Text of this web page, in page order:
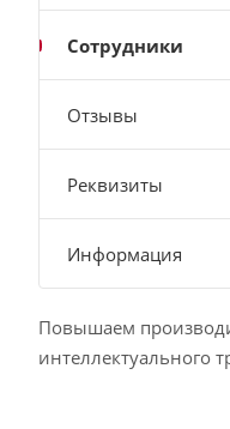
Сотрудники
Отзывы
Реквизиты
Информация
Повышаем
интеллектуального